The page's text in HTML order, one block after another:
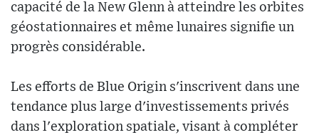
capacité de la New Glenn à atteindre les orbites
géostationnaires et même lunaires signifie un
progrès considérable.
Les efforts de Blue Origin s'inscrivent dans une
tendance plus large d'investissements privés
dans l'exploration spatiale, visant à compléter